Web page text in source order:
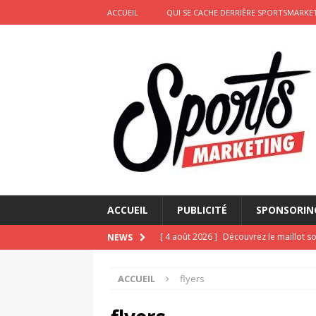
ACCUEIL QUI SE CACHE DERRIÈRE
ACCUEIL PUBLICITÉ
NEWS [ 4 août 2026 ] Découvrez le maillot
[ 2 août 2026 ]
ACCUEIL flyers